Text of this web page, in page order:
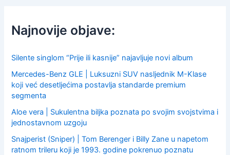
f
o
:
Najnovije objave:
Silente singlom “Prije ili kasnije” najavljuje novi album
Mercedes-Benz GLE | Luksuzni SUV nasljednik M-Klase
koji već desetljećima postavlja standarde premium
segmenta
Aloe vera | Sukulentna biljka poznata po svojim svojstvima i
jednostavnom uzgoju
Snajperist (Sniper) | Tom Berenger i Billy Zane u napetom
ratnom trileru koji je 1993. godine pokrenuo poznatu